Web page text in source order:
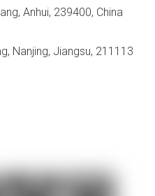
Anhui, 239400, China
Nanjing, Jiangsu, 211113